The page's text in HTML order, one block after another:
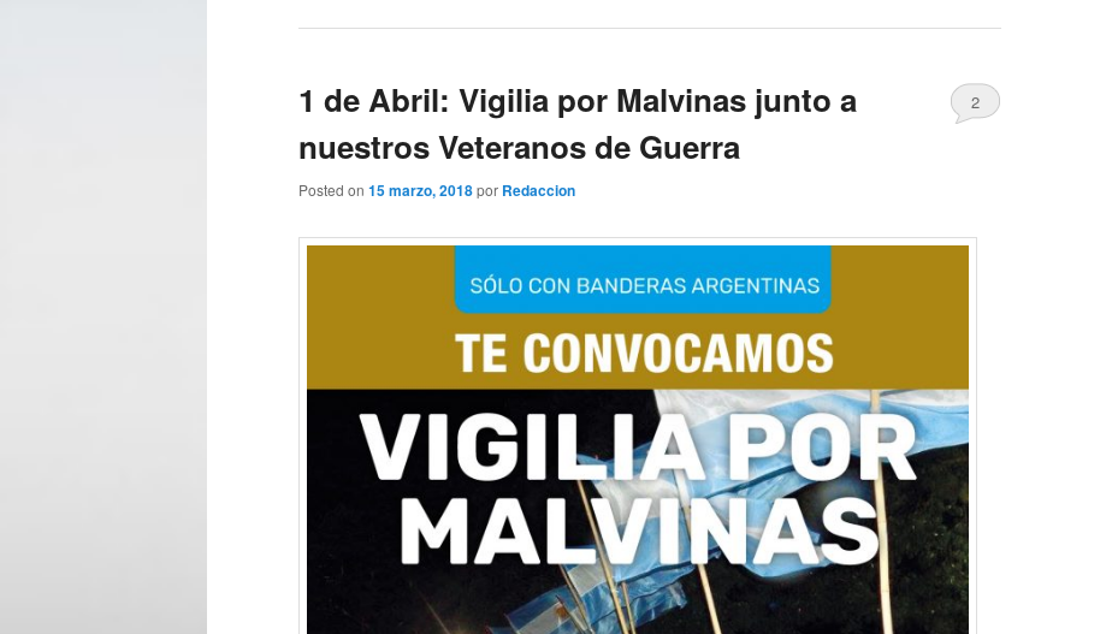
1 de Abril: Vigilia por Malvinas junto a
nuestros Veteranos de Guerra
Posted on 15 marzo, 2018por Redaccion
2